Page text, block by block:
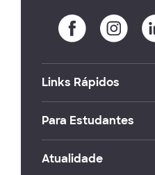
Links Rápidos
Para Estudantes
Atualidade